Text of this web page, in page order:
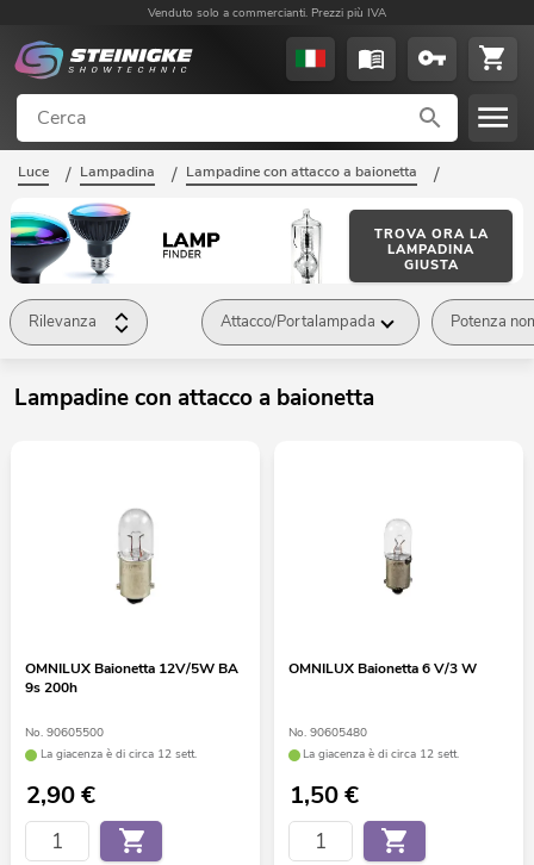
Venduto solo a commercianti. Prezzi più IVA
Luce / Lampadina / Lampadine con attacco a baionetta /
TROVA ORA LA
LAMPADINA
GIUSTA
Rilevanza Attacco/Portalampada Potenza
Lampadine con attacco a baionetta
OMNILUX Baionetta 12V/5W BA
9s 200h
No. 90605500
La giacenza è di circa 12 sett.
2,90€
OMNILUX Baionetta 6 V/3 W
No. 90605480
La giacenza è di circa 12 sett.
1,50€